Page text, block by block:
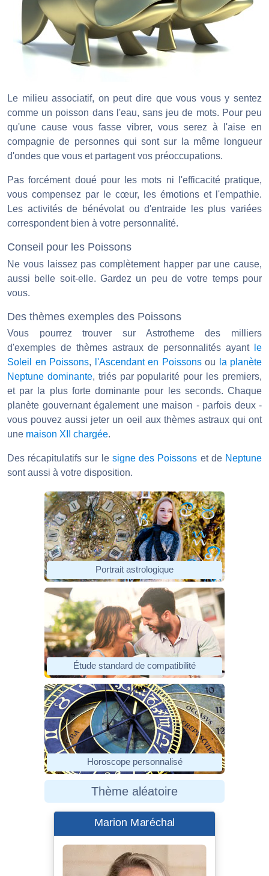
Le milieu associatif, on peut dire que vous vous y sentez
comme un poisson dans l'eau, sans jeu de mots. Pour peu
qu'une cause vous fasse vibrer, vous serez à l'aise en
compagnie de personnes qui sont sur la même longueur
d'ondes que vous et partagent vos préoccupations.
Pas forcément doué pour les mots ni l'efficacité pratique,
vous compensez par le cœur, les émotions et l'empathie.
Les activités de bénévolat ou d'entraide les plus variées
correspondent bien à votre personnalité.
Conseil pour les Poissons
Ne vous laissez pas complètement happer par une cause,
aussi belle soit-elle. Gardez un peu de votre temps pour
vous.
Des thèmes exemples des Poissons
Vous pourrez trouver sur Astrotheme des milliers
d'exemples de thèmes astraux de personnalités ayant
le
Soleil en Poissons, l'Ascendant en Poissonsou
la planète
Neptune dominante, triés par popularité pour les premiers,
et par la plus forte dominante pour les seconds. Chaque
planète gouvernant également une maison - parfois deux -
vous pouvez aussi jeter un oeil aux thèmes astraux qui ont
une maison XII chargée.
Des récapitulatifs sur le signe des Poissons et de Neptune
sont aussi à votre disposition.
Portrait astrologique
Étude standard de compatibilité
Horoscope personnalisé
Thème aléatoire
Marion Maréchal